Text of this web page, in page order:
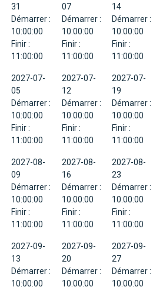
31
Démarrer :
10:00:00
Finir :
11:00:00
07
Démarrer :
10:00:00
Finir :
11:00:00
14
Démarrer :
10:00:00
Finir :
11:00:00
2027-07-
05
Démarrer :
10:00:00
Finir :
11:00:00
2027-07-
12
Démarrer :
10:00:00
Finir :
11:00:00
2027-07-
19
Démarrer :
10:00:00
Finir :
11:00:00
2027-08-
09
Démarrer :
10:00:00
Finir :
11:00:00
2027-08-
16
Démarrer :
10:00:00
Finir :
11:00:00
2027-08-
23
Démarrer :
10:00:00
Finir :
11:00:00
2027-09-
13
Démarrer :
10:00:00
2027-09-
20
Démarrer :
10:00:00
2027-09-
27
Démarrer :
10:00:00